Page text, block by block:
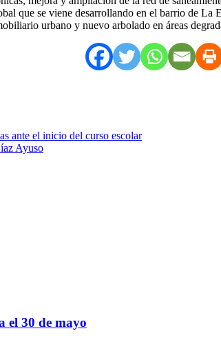
que se viene desarrollando en el barrio de
urbano y nuevo arbolado en áreas
ante el inicio del curso escolar
Ayuso
el 30 de mayo